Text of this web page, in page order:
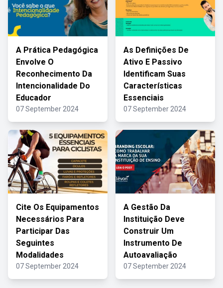
A Prática Pedagógica
Envolve O
Reconhecimento Da
Intencionalidade Do
Educador
07 September 2024
As Definições De
Ativo E Passivo
Identificam Suas
Características
Essenciais
07 September 2024
Cite Os Equipamentos
Necessários Para
Participar Das
Seguintes
Modalidades
07 September 2024
A Gestão Da
Instituição Deve
Construir Um
Instrumento De
Autoavaliação
07 September 2024